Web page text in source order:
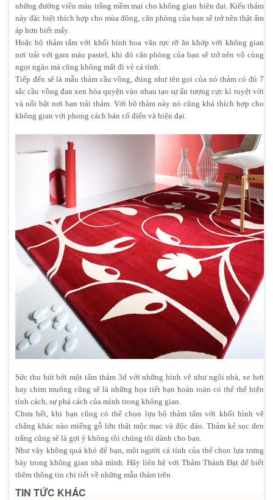
những đường viền màu trắng mềm mại cho không gian hiện đại. Kiểu thảm
này đặc biệt thích hợp cho mùa đông, căn phòng của bạn sẽ trở nên thật ấm
áp hơn biết mấy.
Hoặc bộ thảm tấm với khối hình hoa văn rực rỡ ăn khớp với không gian
nơi trải với gam màu pastel, khi đó căn phòng của bạn sẽ trở nên vô cùng
ngọt ngào mà cũng không mất đi vẻ cá tính.
Tiếp đến sẽ là mẫu thảm cầu vồng, đúng như tên gọi của nó thảm có đủ 7
sắc cầu vồng đan xen hòa quyện vào nhau tạo sự ấn tượng cực kì tuyệt vời
và nổi bật nơi bạn trải thảm. Với bộ thảm này nó cũng khá thích hợp cho
không gian với phong cách bán cổ điển và hiện đại.
Sức thu hút bởi một tấm thảm 3d với những hình vẽ như ngôi nhà, xe hơi
hay chim muông cũng sẽ là những họa tiết bạn hoàn toàn có thể thể hiện
tính cách, sự phá cách của mình trong không gian.
Chưa hết, khi bạn cũng có thể chọn lựa bộ thảm tấm với khối hình vẽ
chẳng khác nào miếng gỗ lớn thật mộc mạc và độc đáo. Thảm kẻ sọc đen
trắng cũng sẽ là gợi ý không tồi chúng tôi dành cho bạn.
Như vậy không quá khó để bạn, một người cá tính của thể chọn lựa trưng
bày trong không gian nhà mình. Hãy liên hệ với Thảm Thành Đạt để biết
thêm thông tin chi tiết về những mẫu thảm trên.
TIN TỨC KHÁC